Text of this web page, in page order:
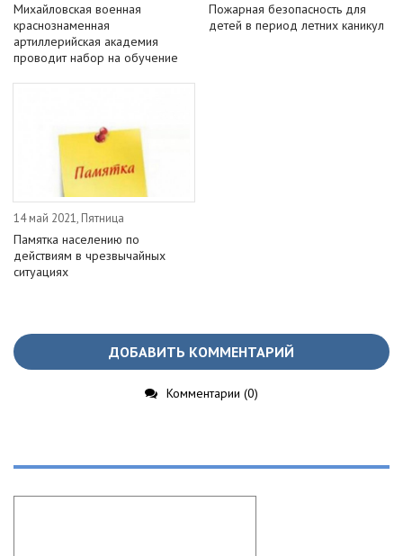
Михайловская военная
краснознаменная
артиллерийская академия
проводит набор на обучение
Пожарная безопасность для
детей в период летних каникул
14 май 2021, Пятница
Памятка населению по
действиям в чрезвычайных
ситуациях
ДОБАВИТЬ КОММЕНТАРИЙ
Комментарии (0)